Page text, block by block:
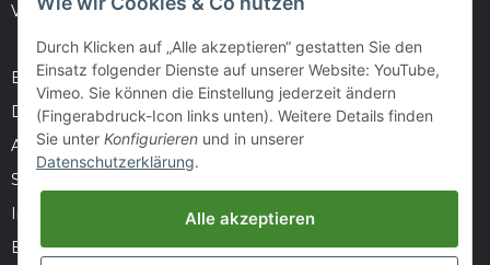
Versandinformationen
Barrierefreiheitserklärung
Datenschutz
AGB
Sitemap
Impressum
Batteriegesetzhinweise
Durch Klicken auf „Alle akzeptieren“ gestatten Sie den
Einsatz folgender Dienste auf unserer Website: YouTube,
Vimeo. Sie können die Einstellung jederzeit ändern
(Fingerabdruck-Icon links unten). Weitere Details finden
Sie unter Konfigurieren und in unserer
Datenschutzerklärung.
Alle akzeptieren